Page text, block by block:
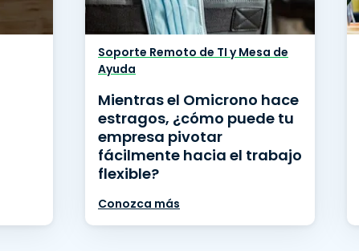
Soporte Remoto de TI y Mesa de
Ayuda
Mientras el Omicrono hace
estragos, ¿cómo puede tu
empresa pivotar
fácilmente hacia el trabajo
flexible?
Conozca más